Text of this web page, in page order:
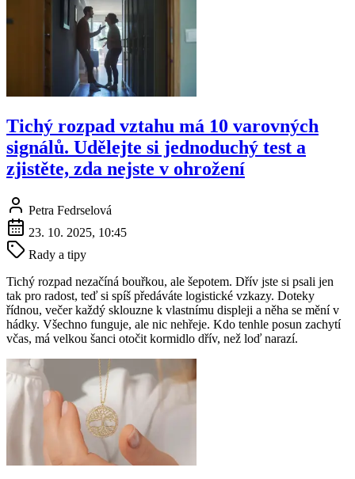
Tichý rozpad vztahu má 10 varovných
signálů. Udělejte si jednoduchý test a
zjistěte, zda nejste v ohrožení
Petra Fedrselová
23. 10. 2025, 10:45
Rady a tipy
Tichý rozpad nezačíná bouřkou, ale šepotem. Dřív jste si psali jen
tak pro radost, teď si spíš předáváte logistické vzkazy. Doteky
řídnou, večer každý sklouzne k vlastnímu displeji a něha se mění v
hádky. Všechno funguje, ale nic nehřeje. Kdo tenhle posun zachytí
včas, má velkou šanci otočit kormidlo dřív, než loď narazí.